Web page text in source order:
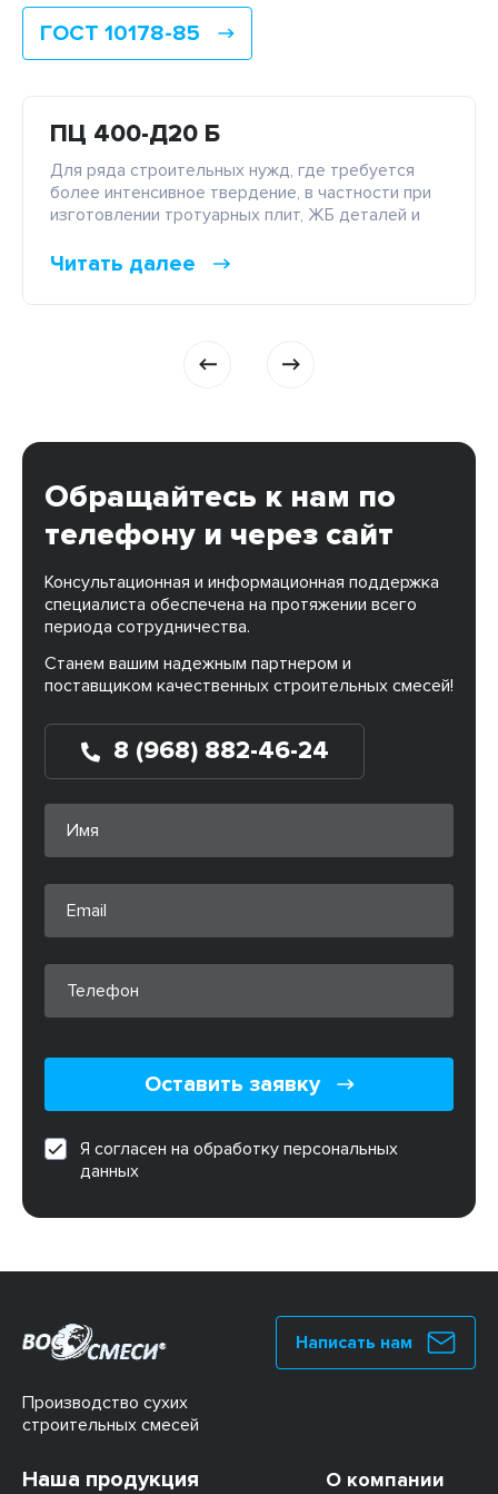
ГОСТ 10178-85
ПЦ 400-Д20 Б
Для ряда строительных нужд, где требуется
более интенсивное твердение, в частности при
изготовлении тротуарных плит, ЖБ деталей и
цемент ПЦ 400-Д20 Б. Скорый набор прочности
Читать далее
Обращайтесь к нам по
телефону и через сайт
Консультационная и информационная поддержка
специалиста обеспечена на протяжении всего
периода сотрудничества.
Станем вашим надежным партнером и
поставщиком качественных строительных смесей!
8 (968) 882-46-24
Оставить заявку
Я согласен на обработку персональных
данных
Производство сухих
строительных смесей
Написать нам
Наша продукция
О компании